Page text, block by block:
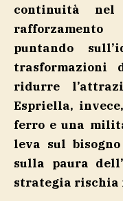
continuità
puntando
trasformazioni
ridurre
Espriella,
ferro e una
leva sul
sulla paura
strategia rischia